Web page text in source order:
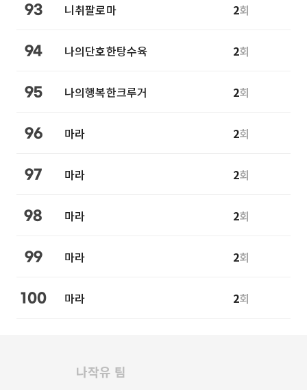
93 니취팔로마 2회
94 나의단호한탕수육 2회
95 나의행복한크루거 2회
96 마라 2회
97 마라 2회
98 마라 2회
99 마라 2회
100 마라 2회
나작유 팀